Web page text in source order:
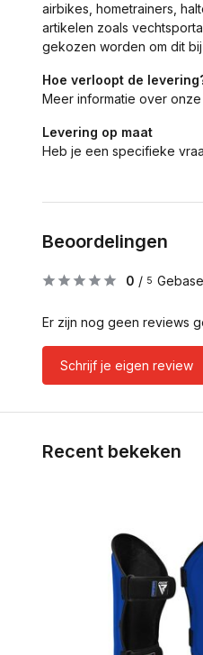
airbikes, hometrainers,
artikelen zoals
gekozen worden om dit
Hoe verloopt de
Meer informatie over
Levering op maat
Heb je een specifieke
Beoordelingen
0 / 5
Er zijn nog geen reviews
Schrijf je eigen review
Recent bekeken